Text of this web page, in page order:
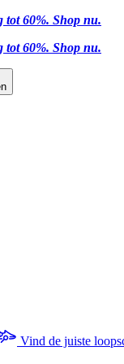
tot 60%. Shop nu.
tot 60%. Shop nu.
Vind de juiste